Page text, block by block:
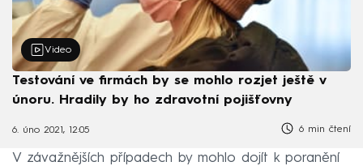
Video
Testování ve firmách by se mohlo rozjet ještě v
únoru. Hradily by ho zdravotní pojišťovny
6. úno 2021, 12:05 6 min čtení
V závažnějších případech by mohlo dojít k poranění